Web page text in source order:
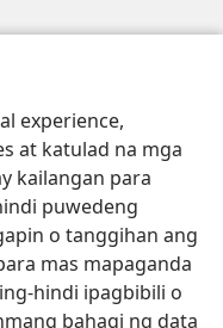
experience,
at katulad na mga
kailangan para
puwedeng
o tanggihan ang
mas mapaganda
hindi ipagbibili o
bahagi ng data